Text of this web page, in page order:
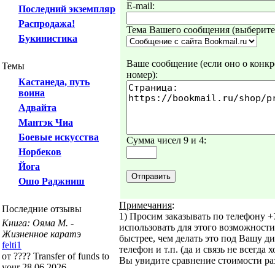
Последний экземпляр
Распродажа!
Букинистика
Темы
Кастанеда, путь
воина
Адвайта
Мантэк Чиа
Боевые искусства
Норбеков
Йога
Ошо Раджниш
Последние отзывы
Книга: Ояма М. -
Жизненное каратэ
felti1
от ???? Transfer of funds to
E-mail:
Тема Вашего сообщения
Ваше сообщение (если оно о
номер):
Сумма чисел 9 и 4:
Примечания:
1) Просим заказывать по телефону
использовать для этого
быстрее, чем делать это под Вашу
телефон и т.п. (да и связь не всегда
Вы увидите сравнение стоимости